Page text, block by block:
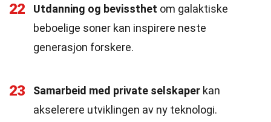
22 Utdanning og bevissthet om galaktiske
beboelige soner kan inspirere neste
generasjon forskere.
23 Samarbeid med private selskaper kan
akselerere utviklingen av ny teknologi.